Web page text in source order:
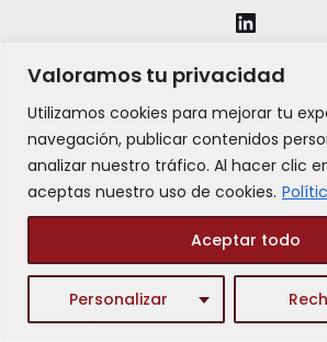
Valoramos tu privacidad
Utilizamos cookies para mejorar tu
navegación, publicar contenidos
analizar nuestro tráfico. Al hacer clic
aceptas nuestro uso de cookies.
Personalizar
Aceptar todo
conocer más